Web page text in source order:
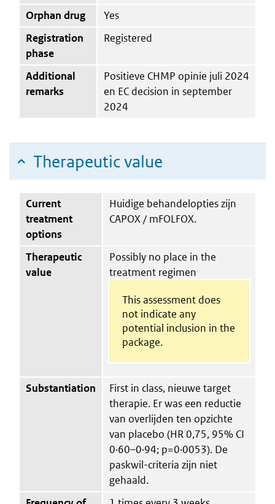
Orphan drug
Yes
Registration
phase
Registered
Additional
remarks
Positieve CHMP opinie juli 2024
en EC decision in september
2024
Therapeutic value
Current
treatment
options
Huidige behandelopties zijn
CAPOX / mFOLFOX.
Therapeutic
value
Possibly no place in the
treatment regimen
This assessment does
not indicate any
potential inclusion in the
package.
Substantiation
First in class, nieuwe target
therapie. Er was een reductie
van overlijden ten opzichte
van placebo (HR 0,75, 95% CI
0·60–0·94; p=0·0053). De
paskwil-criteria zijn niet
gehaald.